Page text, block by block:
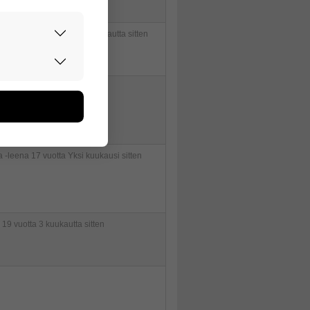
18 vuotta 11 kuukautta sitten
-leena 17 vuotta Yksi kuukausi sitten
19 vuotta 3 kuukautta sitten
kerätään
Emme